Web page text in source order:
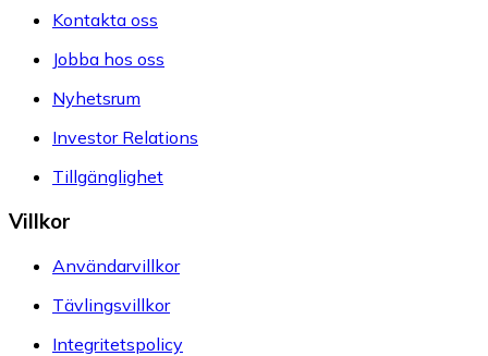
Kontakta oss
Jobba hos oss
Nyhetsrum
Investor Relations
Tillgänglighet
Villkor
Användarvillkor
Tävlingsvillkor
Integritetspolicy